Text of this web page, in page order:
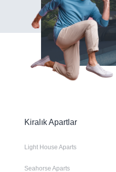
Kiralık Apartlar
Light House Aparts
Seahorse Aparts